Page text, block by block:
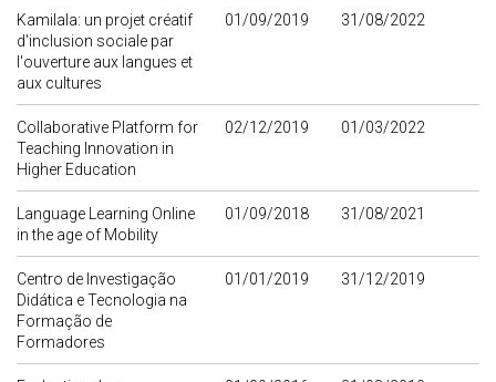
Kamilala: un projet créatif
d'inclusion sociale par
l'ouverture aux langues et
aux cultures
01/09/2019 31/08/2022
Collaborative Platform for
Teaching Innovation in
Higher Education
02/12/2019 01/03/2022
Language Learning Online
in the age of Mobility
01/09/2018 31/08/2021
Centro de Investigação
Didática e Tecnologia na
Formação de
Formadores
01/01/2019 31/12/2019